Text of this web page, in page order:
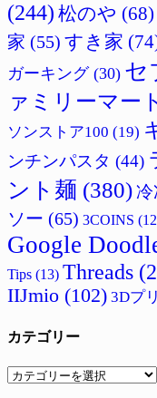
(244) 松のや (68)
家 (55) すき家
ガーキング(30) セ
ァミリーマー
ソンストア100 (19)
ンチンパスタ (44)
ント麺 (380)冷
ソー (65) 3COINS
Google
Tips (13) Threads
IIJmio (102) 3Dプ
カテゴリー
カ